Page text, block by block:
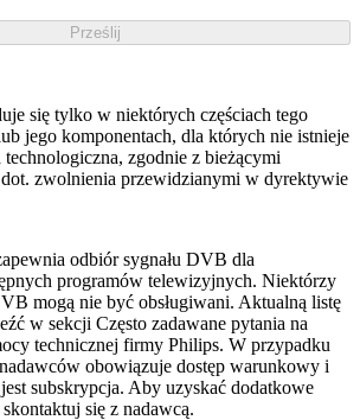
Prześlij
się tylko w niektórych częściach tego
jego komponentach, dla których nie istnieje
technologiczna, zgodnie z bieżącymi
zwolnienia przewidzianymi w dyrektywie
odbiór sygnału DVB dla
programów telewizyjnych. Niektórzy
mogą nie być obsługiwani. Aktualną listę
w sekcji Często zadawane pytania na
technicznej firmy Philips. W przypadku
obowiązuje dostęp warunkowy i
subskrypcja. Aby uzyskać dodatkowe
się z nadawcą.